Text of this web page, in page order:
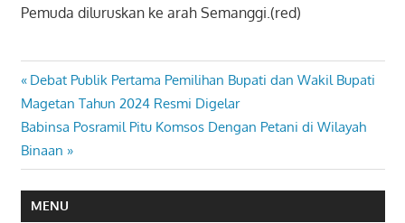
Pemuda diluruskan ke arah Semanggi.(red)
Navigasi
pos
Previous
Post:
Debat Publik Pertama Pemilihan Bupati dan Wakil Bupati
Magetan Tahun 2024 Resmi Digelar
Next
Post:
Babinsa Posramil Pitu Komsos Dengan Petani di Wilayah
Binaan
MENU